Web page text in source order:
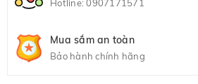
Hotline:0907171571
Mua sắm an toàn
Bảo hành chính hãng